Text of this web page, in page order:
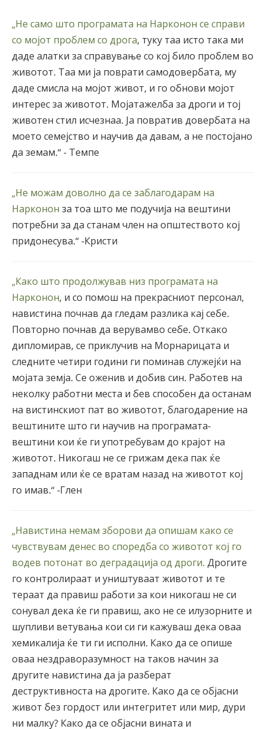
„Не само што програмата на Нарконон се справи
со мојот проблем со дрога, туку таа исто така ми
даде алатки за справување со кој било проблем во
животот. Таа ми ја поврати самодовербата, му
даде смисла на мојот живот, и го обнови мојот
интерес за животот. Мојатажелба за дроги и тој
животен стил исчезнаа. Ја повратив довербата на
моето семејство и научив да давам, а не постојано
да земам.“ - Темпе
„Не можам доволно да се заблагодарам на
Нарконон за тоа што ме подучија на вештини
потребни за да станам член на општеството кој
придонесува.“ -Кристи
„Како што продолжував низ програмата на
Нарконон, и со помош на прекрасниот персонал,
навистина почнав да гледам разлика кај себе.
Повторно почнав да верувамво себе. Откако
дипломирав, се приклучив на Морнарицата и
следните четири години ги поминав служејќи на
мојата земја. Се оженив и добив син. Работев на
неколку работни места и бев способен да останам
на вистинскиот пат во животот, благодарение на
вештините што ги научив на програмата-
вештини кои ќе ги употребувам до крајот на
животот. Никогаш не се грижам дека пак ќе
западнам или ќе се вратам назад на животот кој
го имав.“ -Глен
„Навистина немам зборови да опишам како се
чувствувам денес во споредба со животот кој го
водев потонат во деградација од дроги. Дрогите
го контролираат и уништуваат животот и те
тераат да правиш работи за кои никогаш не си
сонувал дека ќе ги правиш, ако не се илузорните и
шупливи ветувања кои си ги кажуваш дека оваа
хемикалија ќе ти ги исполни. Како да се опише
оваа нездраворазумност на таков начин за
другите навистина да ја разберат
деструктивноста на дрогите. Како да се објасни
живот без гордост или интегритет или мир, дури
ни малку? Како да се објасни вината и